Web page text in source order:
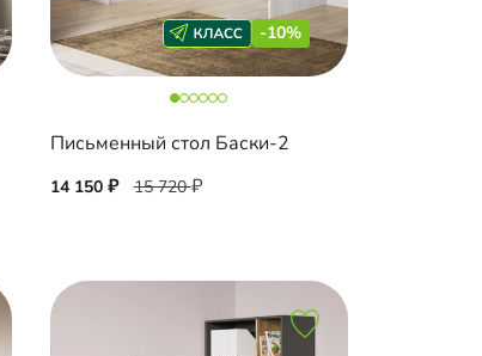
-10%
Письменный стол Баски-2
14 150 15 720